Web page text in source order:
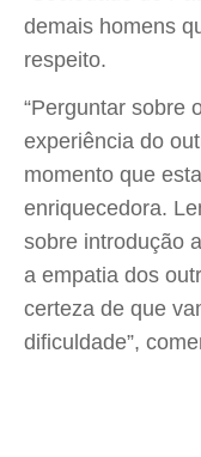
demais homens
respeito.
“Perguntar sobre
experiência do
momento que
enriquecedora.
sobre introdução
a empatia dos
certeza de que
dificuldade”,